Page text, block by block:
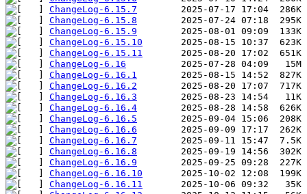
ChangeLog-6.15.7
ChangeLog-6.15.8
ChangeLog-6.15.9
ChangeLog-6.15.10
ChangeLog-6.15.11
ChangeLog-6.16
ChangeLog-6.16.1
ChangeLog-6.16.2
ChangeLog-6.16.3
ChangeLog-6.16.4
ChangeLog-6.16.5
ChangeLog-6.16.6
ChangeLog-6.16.7
ChangeLog-6.16.8
ChangeLog-6.16.9
ChangeLog-6.16.10
ChangeLog-6.16.11